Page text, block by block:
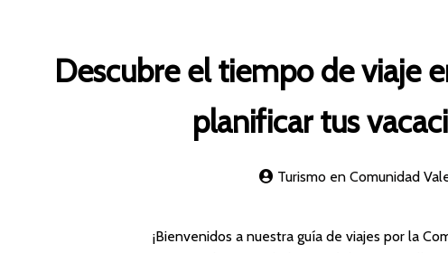
Descubre el tiempo de viaje
planificar tus
Turismo en Comunidad
¡Bienvenidos a nuestra guía de viajes por la